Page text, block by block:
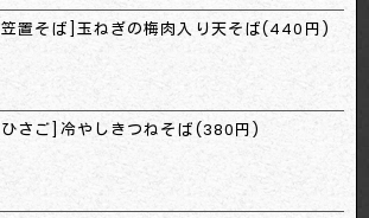
[笠置そば]玉ねぎの梅肉入り天そば(440円)
[ひさご]冷やしきつねそば(380円)